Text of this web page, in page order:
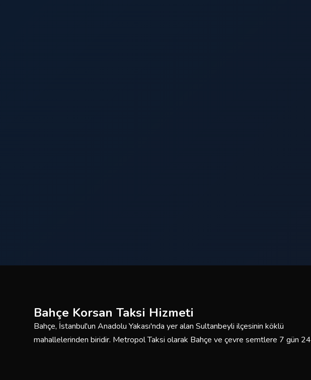
Bahçe Korsan Taksi Hizmeti
Bahçe, İstanbul'un Anadolu Yakası'nda yer alan Sultanbeyli ilçesinin köklü
mahallelerinden biridir. Metropol Taksi olarak Bahçe ve çevre semtlere 7 gün 24